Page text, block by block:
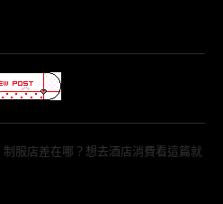
服店差在哪？想去酒店消費看這篇就